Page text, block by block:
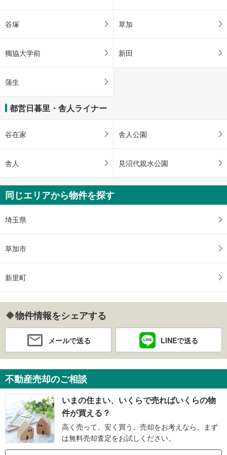
谷塚 草加
獨協大学前 新田
蒲生
都営日暮里・舎人ライナー
谷在家 舎人公園
舎人 見沼代親水公園
同じエリアから物件を探す
埼玉県
草加市
新里町
物件情報をシェアする
メールで送る LINEで送る
不動産売却のご相談
いまの住まい、いくらで売ればいくらの物
件が買える？
高く売って、安く買う。売却をお考えなら、まず
は無料売却査定をお試しください。